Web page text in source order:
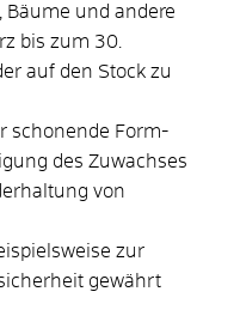
Bäume und andere
bis zum 30.
auf den Stock zu
schonende Form-
des Zuwachses
von
zur
gewährt